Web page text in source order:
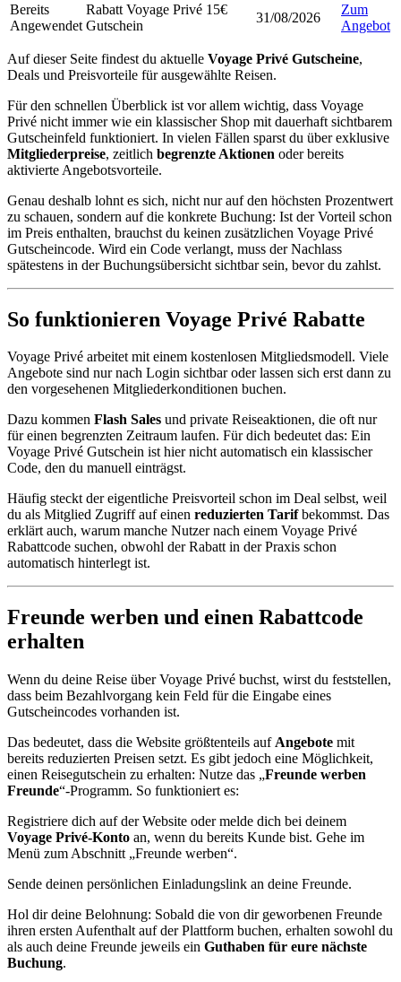
Bereits
Angewendet
Rabatt Voyage Privé 15€
Gutschein
31/08/2026
Zum
Angebot
Auf dieser Seite findest du aktuelle Voyage Privé Gutscheine,
Deals und Preisvorteile für ausgewählte Reisen.
Für den schnellen Überblick ist vor allem wichtig, dass Voyage
Privé nicht immer wie ein klassischer Shop mit dauerhaft sichtbarem
Gutscheinfeld funktioniert. In vielen Fällen sparst du über exklusive
Mitgliederpreise, zeitlich begrenzte Aktionen oder bereits
aktivierte Angebotsvorteile.
Genau deshalb lohnt es sich, nicht nur auf den höchsten Prozentwert
zu schauen, sondern auf die konkrete Buchung: Ist der Vorteil schon
im Preis enthalten, brauchst du keinen zusätzlichen Voyage Privé
Gutscheincode. Wird ein Code verlangt, muss der Nachlass
spätestens in der Buchungsübersicht sichtbar sein, bevor du zahlst.
So funktionieren Voyage Privé Rabatte
Voyage Privé arbeitet mit einem kostenlosen Mitgliedsmodell. Viele
Angebote sind nur nach Login sichtbar oder lassen sich erst dann zu
den vorgesehenen Mitgliederkonditionen buchen.
Dazu kommen Flash Sales und private Reiseaktionen, die oft nur
für einen begrenzten Zeitraum laufen. Für dich bedeutet das: Ein
Voyage Privé Gutschein ist hier nicht automatisch ein klassischer
Code, den du manuell einträgst.
Häufig steckt der eigentliche Preisvorteil schon im Deal selbst, weil
du als Mitglied Zugriff auf einen reduzierten Tarifbekommst. Das
erklärt auch, warum manche Nutzer nach einem Voyage Privé
Rabattcode suchen, obwohl der Rabatt in der Praxis schon
automatisch hinterlegt ist.
Freunde werben und einen Rabattcode
erhalten
Wenn du deine Reise über Voyage Privé buchst, wirst du feststellen,
dass beim Bezahlvorgang kein Feld für die Eingabe eines
Gutscheincodes vorhanden ist.
Das bedeutet, dass die Website größtenteils auf Angebote mit
bereits reduzierten Preisen setzt. Es gibt jedoch eine Möglichkeit,
einen Reisegutschein zu erhalten: Nutze das „Freunde werben
Freunde“-Programm. So funktioniert es:
Registriere dich auf der Website oder melde dich bei deinem
Voyage Privé-Konto an, wenn du bereits Kunde bist. Gehe im
Menü zum Abschnitt „Freunde werben“.
Sende deinen persönlichen Einladungslink an deine Freunde.
Hol dir deine Belohnung: Sobald die von dir geworbenen Freunde
ihren ersten Aufenthalt auf der Plattform buchen, erhalten sowohl du
als auch deine Freunde jeweils ein Guthaben für eure nächste
Buchung.